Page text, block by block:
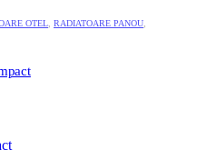
OTEL RADIATOARE PANOU